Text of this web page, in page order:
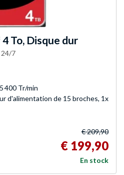
To, Disque dur
24/7
400 Tr/min
d'alimentation de 15 broches, 1x
€ 209,90
€ 199,90
En stock